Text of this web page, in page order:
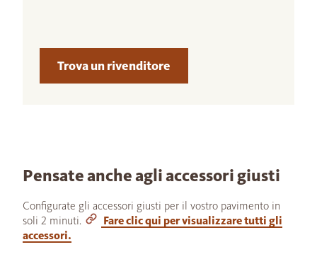
Trova un rivenditore
Pensate anche agli accessori giusti
Configurate gli accessori giusti per il vostro pavimento in
soli 2 minuti.
Fare clic qui per visualizzare tutti gli
accessori.